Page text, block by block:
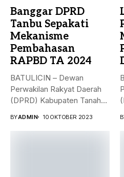
Banggar DPRD
Tanbu Sepakati
Mekanisme
Pembahasan
RAPBD TA 2024
BATULICIN – Dewan
Perwakilan Rakyat Daerah
(DPRD) Kabupaten Tanah
BYADMIN 10 OKTOBER 2023